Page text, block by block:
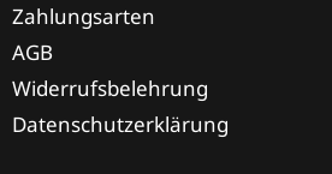
Zahlungsarten
AGB
Widerrufsbelehrung
Datenschutzerklärung